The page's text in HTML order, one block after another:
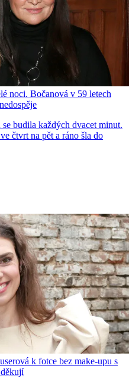
noci. Bočanová v 59 letech
budila každých dvacet minut.
čtvrt na pět a ráno šla do
k fotce bez make-upu s